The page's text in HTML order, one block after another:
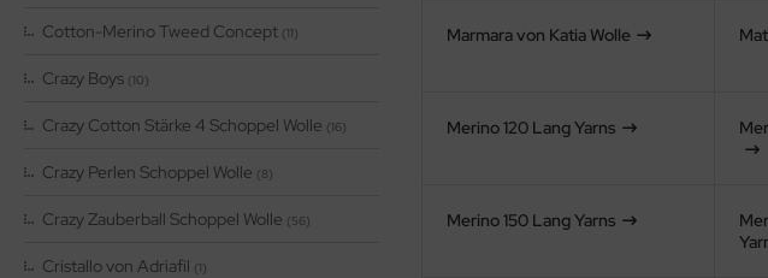
Cotton-Merino Tweed Concept (11)
Crazy Boys (10)
Crazy Cotton Stärke 4 Schoppel Wolle (16)
Crazy Perlen Schoppel Wolle (8)
Crazy Zauberball Schoppel Wolle (56)
Cristallo von Adriafil (1)
Marmara von Katia Wolle
Merino 120 Lang Yarns
Merino 150 Lang Yarns